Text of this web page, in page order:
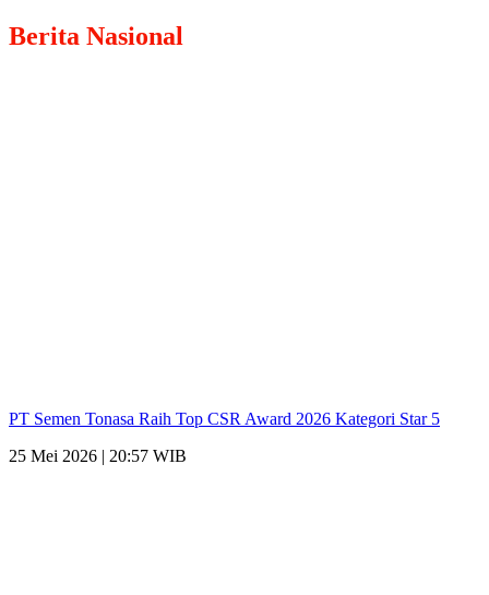
Berita Nasional
PT Semen Tonasa Raih Top CSR Award 2026 Kategori Star 5
25 Mei 2026 | 20:57 WIB